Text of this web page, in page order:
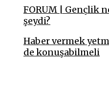
FORUM | Gençlik
şeydi?
Haber vermek
de konuşabilmeli